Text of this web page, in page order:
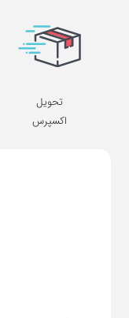
تحویل
اکسپرس